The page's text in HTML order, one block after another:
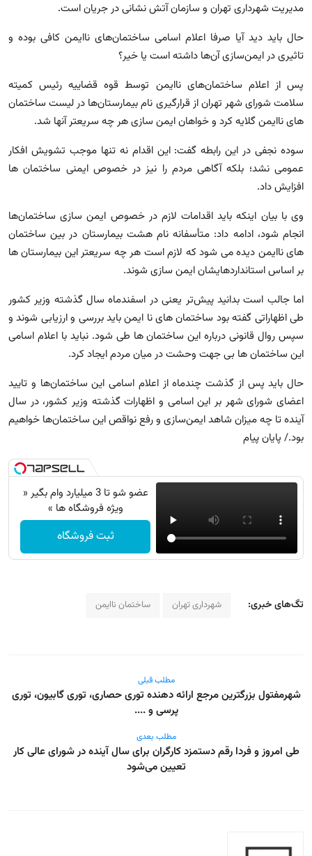
مدیریت شهرداری تهران و سازمان آتش نشانی در جریان است.
حال باید دید آیا صرفا اعلام اسامی ساختمان‌های ناایمن کافی بوده و
تاثیری در ایمن‌سازی آن‌ها داشته است یا خیر؟
پس از اعلام ساختمان‌های ناایمن توسط قوه قضاییه رئیس کمیته
سلامت شورای شهر تهران از قرارگیری نام بیمارستان‌ها در لیست ساختمان
های ناایمن گلایه کرد و خواهان ایمن سازی هر چه سریعتر آنها شد.
سوده نجفی در این رابطه گفت: این اقدام نه تنها موجب تشویش افکار
عمومی نشد؛ بلکه آگاهی مردم را نیز در خصوص ایمنی ساختمان ها
افزایش داد.
وی با بیان اینکه باید اقدامات لازم در خصوص ایمن سازی ساختمان‌ها
انجام شود، ادامه داد: متأسفانه نام هشت بیمارستان در بین ساختمان
های ناایمن دیده می شود که لازم است هر چه سریعتر این بیمارستان ها
بر اساس استانداردهایشان ایمن سازی شوند.
اما جالب است بدانید پیش‌تر یعنی در اسفندماه سال گذشته وزیر کشور
طی اظهاراتی گفته بود ساختمان های نا ایمن باید بررسی و ارزیابی شوند و
سپس روال قانونی درباره این ساختمان ها طی شود. نباید با اعلام اسامی
این ساختمان ها بی جهت وحشت در میان مردم ایجاد کرد.
حال باید پس از گذشت چندماه از اعلام اسامی این ساختمان‌ها و تایید
اعضای شورای شهر بر این اسامی و اظهارات گذشته وزیر کشور، در سال
آینده تا چه میزان شاهد ایمن‌سازی و رفع نواقص این ساختمان‌ها خواهیم
بود./ پایان پیام
عضو شو تا 3 میلیارد وام بگیر «
ویژه فروشگاه ها »
ثبت فروشگاه
تگ‌های خبری: شهرداری تهران ساختمان ناایمن
مطلب قبلی
شهرمفتول بزرگترین مرجع ارائه دهنده توری حصاری، توری گابیون، توری
پرسی و ....
مطلب بعدی
طی امروز و فردا رقم دستمزد کارگران برای سال آینده در شورای عالی کار
تعیین می‌شود